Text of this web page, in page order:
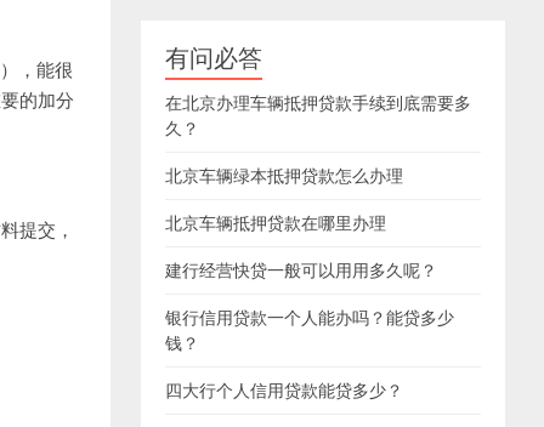
，能很
的加分
提交，
有问必答
在北京办理车辆抵押贷款手续到底需要多
久？
北京车辆绿本抵押贷款怎么办理
北京车辆抵押贷款在哪里办理
建行经营快贷一般可以用用多久呢？
银行信用贷款一个人能办吗？能贷多少
钱？
四大行个人信用贷款能贷多少？